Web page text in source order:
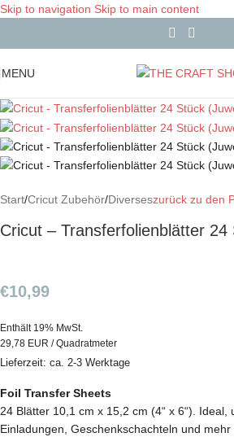
Skip to navigation Skip to main content
MENU
Start/Cricut Zubehör/Diverseszurück zu den
Cricut – Transferfolienblätter 24
€10,99
Enthält 19% MwSt.
29,78 EUR / Quadratmeter
Lieferzeit: ca. 2-3 Werktage
Foil Transfer Sheets
24 Blätter 10,1 cm x 15,2 cm (4“ x 6“). Ideal,
Einladungen, Geschenkschachteln und mehr